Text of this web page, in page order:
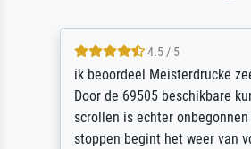
4.5 / 5
ik beoordeel Meisterdrucke
Door de 69505 beschikbare
scrollen is echter onbegonnen
stoppen begint het weer van